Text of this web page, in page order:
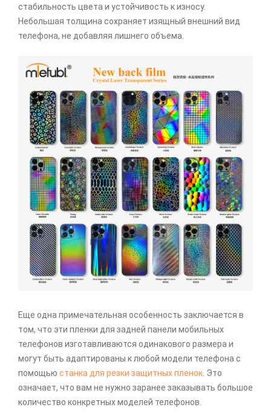
стабильность цвета и устойчивость к износу.
Небольшая толщина сохраняет изящный внешний вид
телефона, не добавляя лишнего объема.
Еще одна примечательная особенность заключается в
том, что эти пленки для задней панели мобильных
телефонов изготавливаются одинакового размера и
могут быть адаптированы к любой модели телефона с
помощью станка для резки защитных пленок . Это
означает, что вам не нужно заранее заказывать большое
количество конкретных моделей телефонов.